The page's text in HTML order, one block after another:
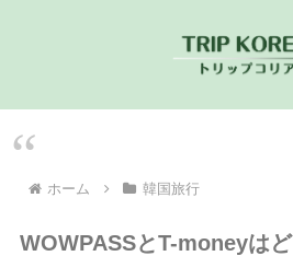
ホーム 韓国旅行
WOWPASSとT-moneyは